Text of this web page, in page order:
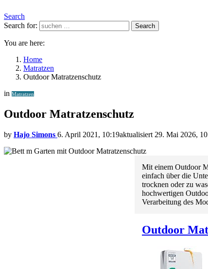
Search
Search for:
Search
You are here:
Home
Matratzen
Outdoor Matratzenschutz
in Matratzen
Outdoor Matratzenschutz
by Hajo Simons 6. April 2021, 10:19aktualisiert 29. Mai 2026,
Mit einem Outdoor
einfach über die
trocknen oder zu
hochwertigen
Verarbeitung des
Outdoor